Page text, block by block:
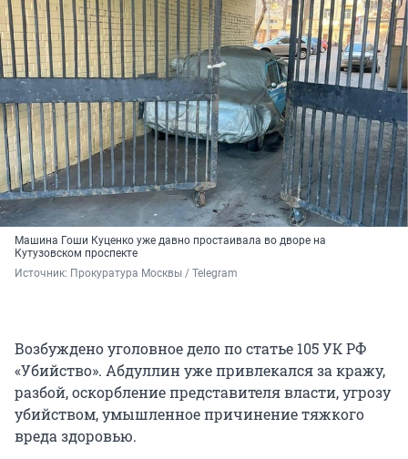
Машина Гоши Куценко уже давно простаивала во дворе на
Кутузовском проспекте
Источник: Прокуратура Москвы / Telegram
Возбуждено уголовное дело по статье 105 УК РФ
«Убийство». Абдуллин уже привлекался за кражу,
разбой, оскорбление представителя власти, угрозу
убийством, умышленное причинение тяжкого
вреда здоровью.